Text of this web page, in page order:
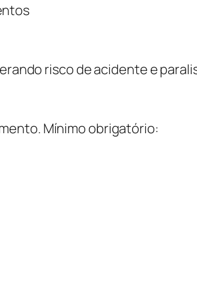
risco de acidente e
Mínimo obrigatório: